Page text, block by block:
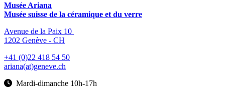
Musée Ariana
Musée suisse de la céramique et du verre
Avenue de la Paix 10
1202 Genève - CH
+41 (0)22 418 54 50
ariana(at)geneve.ch
Mardi-dimanche 10h-17h